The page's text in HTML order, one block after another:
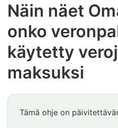
Näin näet
onko
käytetty
maksuksi
Huomio
Tämä ohje on